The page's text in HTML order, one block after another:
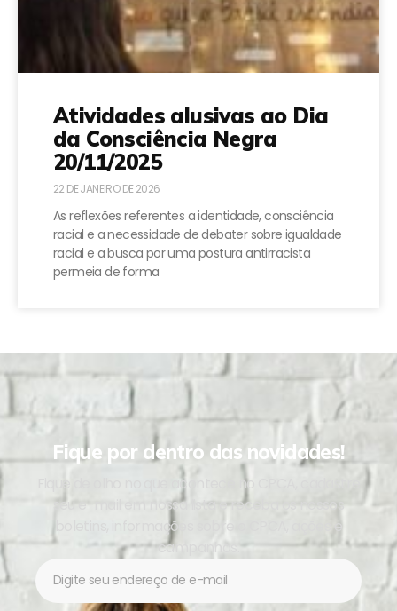
Atividades alusivas ao Dia
da Consciência Negra
20/11/2025
22 DE JANEIRO DE 2026
As reflexões referentes a identidade, consciência
racial e a necessidade de debater sobre igualdade
racial e a busca por uma postura antirracista
permeia de forma
Fique por dentro das novidades!
Fique de olho no que acontece no CPCA, cadastre
seu e-mail em nossa lista e receba os nossos
boletins, informações sobre o CPCA, ações e
campanhas.